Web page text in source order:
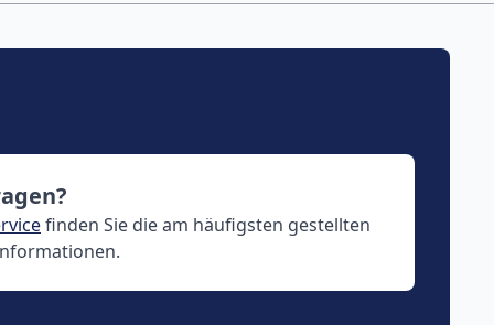
finden Sie die am häufigsten gestellten